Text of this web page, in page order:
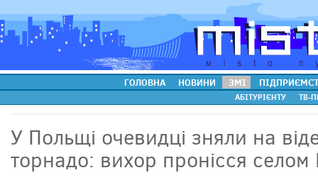
ГОЛОВНА НОВИНИ ЗМІ
АБІТУРІЄНТУ ТВ-
У Польщі очевидці зняли на
торнадо: вихор пронісся